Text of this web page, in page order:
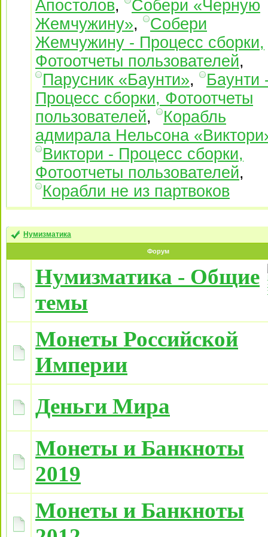
Апостолов,
Собери «Черную
Жемчужину»,
Собери
Жемчужину - Процесс сборки,
Фотоотчеты пользователей,
Парусник «Баунти»,
Баунти
Процесс сборки, Фотоотчеты
пользователей,
Корабль
адмирала Нельсона
Виктори - Процесс сборки,
Фотоотчеты пользователей,
Корабли не из партвоков
Нумизматика
Форум
Нумизматика - Общие
темы
Монеты Российской
Империи
Деньги Мира
Монеты и Банкноты
2019
Монеты и Банкноты